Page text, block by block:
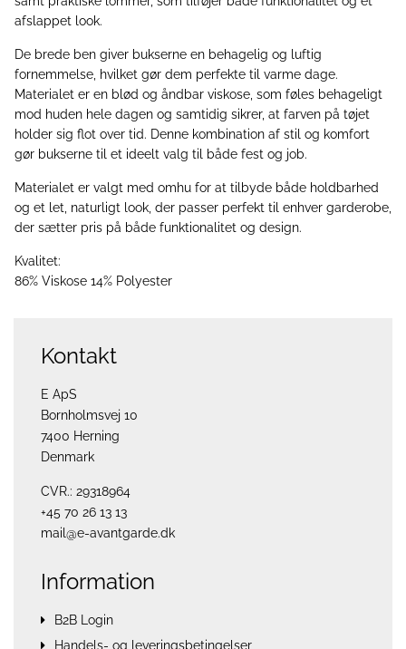
afslappet look.
De brede ben giver bukserne en behagelig og luftig
fornemmelse, hvilket gør dem perfekte til varme dage.
Materialet er en blød og åndbar viskose, som føles behageligt
mod huden hele dagen og samtidig sikrer, at farven på tøjet
holder sig flot over tid. Denne kombination af stil og komfort
gør bukserne til et ideelt valg til både fest og job.
Materialet er valgt med omhu for at tilbyde både holdbarhed
og et let, naturligt look, der passer perfekt til enhver garderobe,
der sætter pris på både funktionalitet og design.
Kvalitet:
86% Viskose 14% Polyester
Kontakt
E ApS
Bornholmsvej 10
7400 Herning
Denmark
CVR.: 29318964
+45 70 26 13 13
mail@e-avantgarde.dk
Information
B2B Login
Handels- og leveringsbetingelser